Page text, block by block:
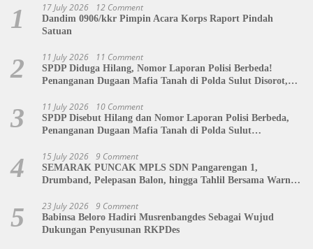
1 17 July 2026 12 Comment
Dandim 0906/kkr Pimpin Acara Korps Raport Pindah
Satuan
2 11 July 2026 11 Comment
SPDP Diduga Hilang, Nomor Laporan Polisi Berbeda!
Penanganan Dugaan Mafia Tanah di Polda Sulut Disorot,
3 11 July 2026 10 Comment
SPDP Disebut Hilang dan Nomor Laporan Polisi Berbeda,
Penanganan Dugaan Mafia Tanah di Polda Sulut
4 15 July 2026 9 Comment
SEMARAK PUNCAK MPLS SDN Pangarengan 1,
Drumband, Pelepasan Balon, hingga Tahlil Bersama Warnai
5 23 July 2026 9 Comment
Babinsa Beloro Hadiri Musrenbangdes Sebagai Wujud
Dukungan Penyusunan RKPDes